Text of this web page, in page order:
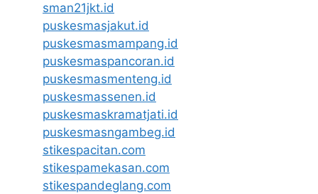
sman21jkt.id
puskesmasjakut.id
puskesmasmampang.id
puskesmaspancoran.id
puskesmasmenteng.id
puskesmassenen.id
puskesmaskramatjati.id
puskesmasngambeg.id
stikespacitan.com
stikespamekasan.com
stikespandeglang.com